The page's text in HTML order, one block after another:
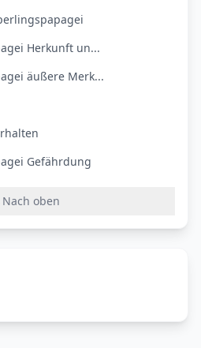
Herkunft un...
äußere Merk...
Gefährdung
Nach oben